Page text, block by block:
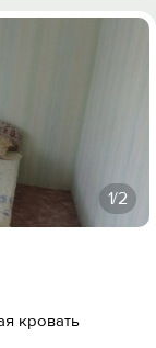
1/2
кровать